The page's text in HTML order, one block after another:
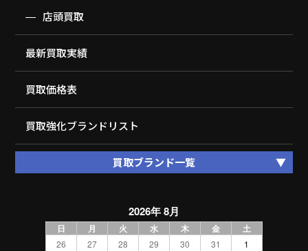
店頭買取
最新買取実績
買取価格表
買取強化ブランドリスト
買取ブランド一覧
2026年 8月
日 月 火 水 木 金 土
26 27 28 29 30 31 1